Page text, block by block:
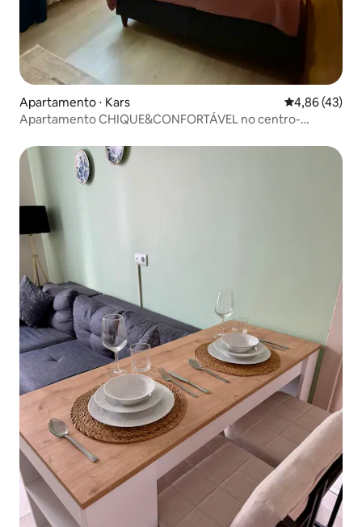
Apartamento ⋅ Kars 4,86 de uma
4,86 (43)
Apartamento CHIQUE&CONFORTÁVEL no centro-